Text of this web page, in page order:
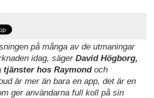
på många av de utmaningar
idag, säger David Högborg,
hos Raymondoch
är mer än bara en app, det är en
ger användarna full koll på sin